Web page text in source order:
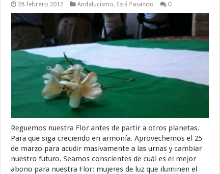
28 febrero 2012 Andalucismo, Está Pasando 0
Reguemos nuestra Flor antes de partir a otros planetas.
Para que siga creciendo en armonía. Aprovechemos el 25
de marzo para acudir masivamente a las urnas y cambiar
nuestro futuro. Seamos conscientes de cuál es el mejor
abono para nuestra Flor: mujeres de luz que iluminen el